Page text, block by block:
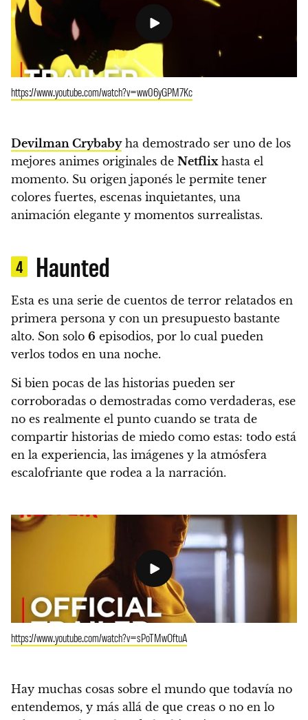
https://www.youtube.com/watch?v=ww06yGPM7Kc
Devilman Crybabyha demostrado ser uno de los
mejores animes originales de Netflix hasta el
momento. Su origen japonés le permite tener
colores fuertes, escenas inquietantes, una
animación elegante y momentos surrealistas.
4 Haunted
Esta es una serie de cuentos de terror relatados en
primera persona y con un presupuesto bastante
alto. Son solo 6 episodios, por lo cual pueden
verlos todos en una noche.
Si bien pocas de las historias pueden ser
corroboradas o demostradas como verdaderas, ese
no es realmente el punto cuando se trata de
compartir historias de miedo como estas: todo está
en la experiencia, las imágenes y la atmósfera
escalofriante que rodea a la narración.
https://www.youtube.com/watch?v=sPoTMwOftuA
Hay muchas cosas sobre el mundo que todavía no
entendemos, y más allá de que creas o no en lo